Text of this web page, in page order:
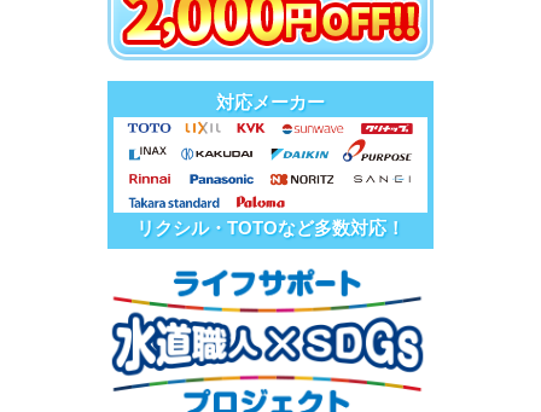
対応メーカー
リクシル・TOTOなど多数対応！